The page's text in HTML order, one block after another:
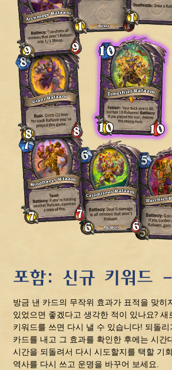
포함: 신규 키워드 -
방금 낸 카드의 무작위 효과가 표적을 맞히
있었으면 좋겠다고 생각한 적이 있나요? 새
키워드를 쓰면 다시 낼 수 있습니다! 되돌
카드를 내고 그 효과를 확인한 후에는 시간
시간을 되돌려서 다시 시도할지를 택할 기
역사를 다시 쓰고 운명을 바꾸어 보세요.